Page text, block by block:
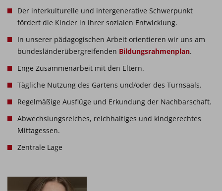
Der interkulturelle und intergenerative Schwerpunkt
fördert die Kinder in ihrer sozialen Entwicklung.
In unserer pädagogischen Arbeit orientieren wir uns am
bundesländerübergreifenden Bildungsrahmenplan.
Enge Zusammenarbeit mit den Eltern.
Tägliche Nutzung des Gartens und/oder des Turnsaals.
Regelmäßige Ausflüge und Erkundung der Nachbarschaft.
Abwechslungsreiches, reichhaltiges und kindgerechtes
Mittagessen.
Zentrale Lage